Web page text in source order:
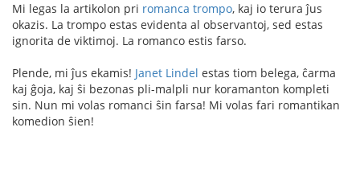
Mi legas la artikolon pri romanca trompo, kaj io terura ĵus
okazis. La trompo estas evidenta al observantoj, sed estas
ignorita de viktimoj. La romanco estis farso.
Plende, mi ĵus ekamis! Janet Lindel estas tiom belega, ĉarma
kaj ĝoja, kaj ŝi bezonas pli-malpli nur koramanton kompleti
sin. Nun mi volas romanci ŝin farsa! Mi volas fari romantikan
komedion ŝien!